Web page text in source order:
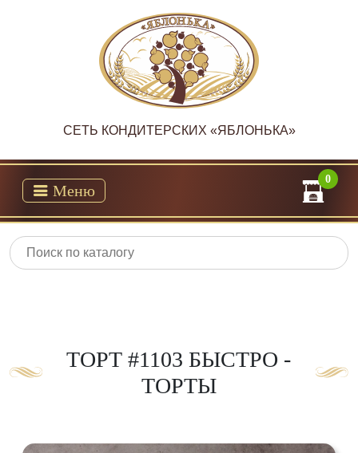
CЕТЬ КОНДИТЕРСКИХ «ЯБЛОНЬКА»
Меню
0
ТОРТ #1103 БЫСТРО -
ТОРТЫ